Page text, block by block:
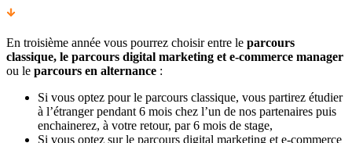
En troisième année vous pourrez choisir entre le parcours
classique, le parcours digital marketing et e-commerce manager
ou le parcours en alternance :
Si vous optez pour le parcours classique, vous partirez étudier
à l’étranger pendant 6 mois chez l’un de nos partenaires puis
enchainerez, à votre retour, par 6 mois de stage,
Si vous optez sur le parcours digital marketing et e-commerce